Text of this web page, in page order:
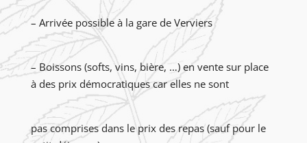
– Arrivée possible à la gare de Verviers
– Boissons (softs, vins, bière, …) en vente sur place
à des prix démocratiques car elles ne sont
pas comprises dans le prix des repas (sauf pour le